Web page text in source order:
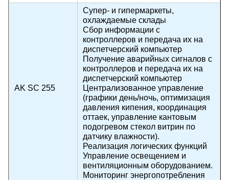
AK SC 255
Супер- и гипермаркеты,
охлаждаемые склады
Сбор информации с
контроллеров и передача их на
диспетчерский компьютер
Получение аварийных сигналов с
контроллеров и передача их на
диспетчерский компьютер
Централизованное управление
(графики день/ночь, оптимизация
давления кипения, координация
оттаек, управление кантовым
подогревом стекол витрин по
датчику влажности).
Реализация логических функций
Управление освещением и
вентиляционным оборудованием.
Мониторинг энергопотребления